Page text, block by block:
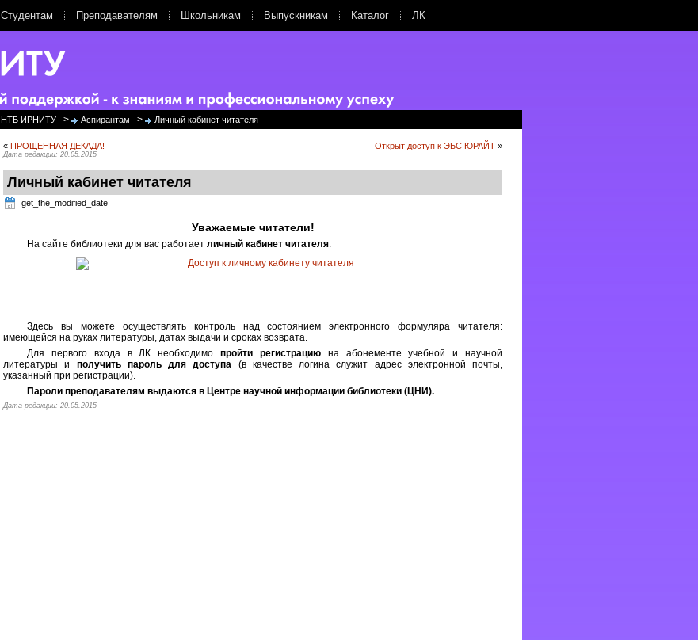
Студентам Преподавателям Школьникам Выпускникам Каталог ЛК
НТБ ИРНИТУ > Аспирантам > Личный кабинет читателя
« ПРОЩЕННАЯ ДЕКАДА! Открыт доступ к ЭБС ЮРАЙТ »
Дата редакции: 20.05.2015
Личный кабинет читателя
get_the_modified_date
Уважаемые читатели!
На сайте библиотеки для вас работаетличный кабинет читателя.
Здесь вы можете осуществлять контроль над состоянием электронного формуляра читателя:
имеющейся на руках литературы, датах выдачи и сроках возврата.
Для первого входа в ЛК необходимопройти регистрациюна абонементе учебной и научной
литературы и получить пароль для доступа (в качестве логина служит адрес электронной почты,
указанный при регистрации).
Пароли преподавателям выдаются в Центре научной информации библиотеки (ЦНИ).
Дата редакции: 20.05.2015